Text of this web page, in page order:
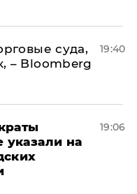
суда,
– Bloomberg
19:40
указали на
19:06